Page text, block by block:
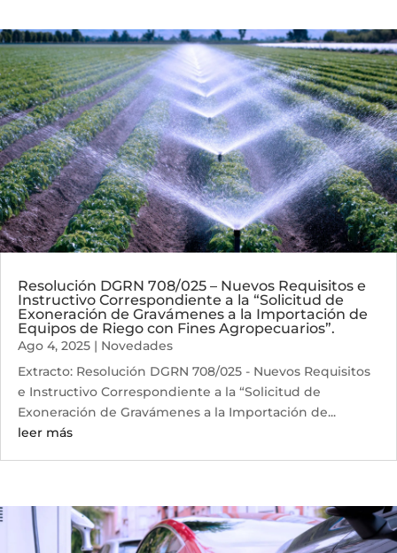
Resolución DGRN 708/025 – Nuevos Requisitos e
Instructivo Correspondiente a la “Solicitud de
Exoneración de Gravámenes a la Importación de
Equipos de Riego con Fines Agropecuarios”.
Ago 4, 2025 | Novedades
Extracto: Resolución DGRN 708/025 - Nuevos Requisitos
e Instructivo Correspondiente a la “Solicitud de
Exoneración de Gravámenes a la Importación de...
leer más